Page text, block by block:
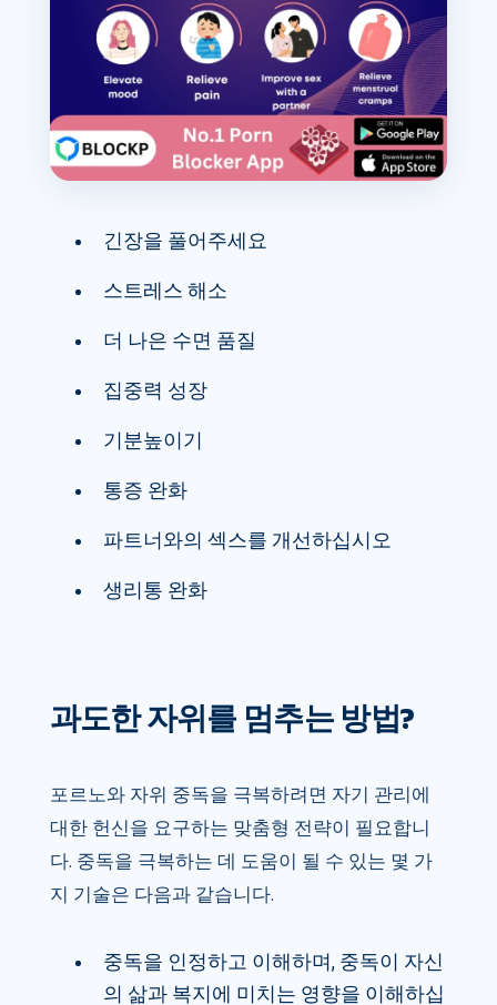
긴장을 풀어주세요
스트레스 해소
더 나은 수면 품질
집중력 성장
기분높이기
통증 완화
파트너와의 섹스를 개선하십시오
생리통 완화
과도한 자위를 멈추는 방법?
포르노와 자위 중독을 극복하려면 자기 관리에
대한 헌신을 요구하는 맞춤형 전략이 필요합니
다. 중독을 극복하는 데 도움이 될 수 있는 몇 가
지 기술은 다음과 같습니다.
중독을 인정하고 이해하며, 중독이 자신
의 삶과 복지에 미치는 영향을 이해하십